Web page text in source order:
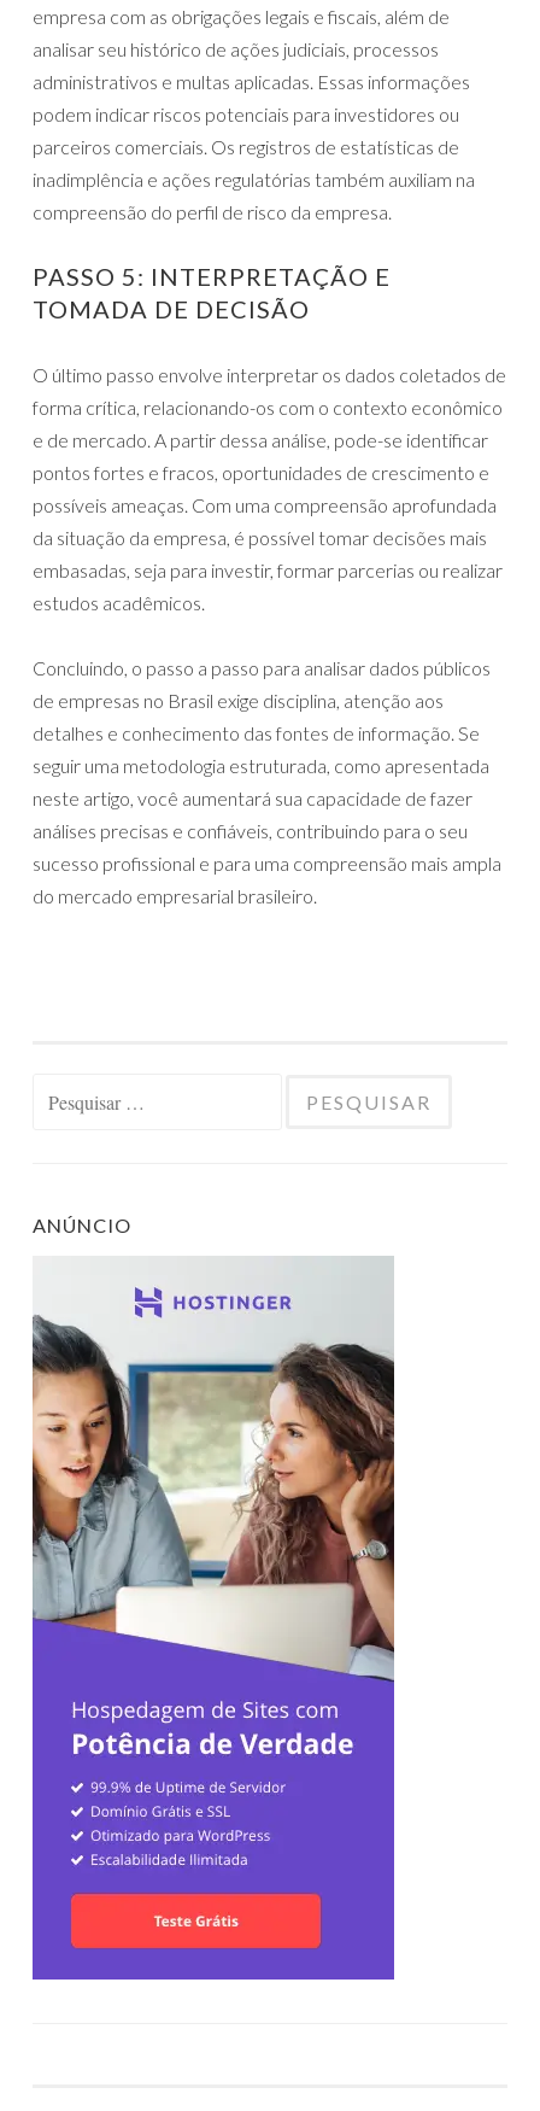
empresa com as obrigações legais e fiscais, além de
analisar seu histórico de ações judiciais, processos
administrativos e multas aplicadas. Essas informações
podem indicar riscos potenciais para investidores ou
parceiros comerciais. Os registros de estatísticas de
inadimplência e ações regulatórias também auxiliam na
compreensão do perfil de risco da empresa.
PASSO 5: INTERPRETAÇÃO E
TOMADA DE DECISÃO
O último passo envolve interpretar os dados coletados de
forma crítica, relacionando-os com o contexto econômico
e de mercado. A partir dessa análise, pode-se identificar
pontos fortes e fracos, oportunidades de crescimento e
possíveis ameaças. Com uma compreensão aprofundada
da situação da empresa, é possível tomar decisões mais
embasadas, seja para investir, formar parcerias ou realizar
estudos acadêmicos.
Concluindo, o passo a passo para analisar dados públicos
de empresas no Brasil exige disciplina, atenção aos
detalhes e conhecimento das fontes de informação. Se
seguir uma metodologia estruturada, como apresentada
neste artigo, você aumentará sua capacidade de fazer
análises precisas e confiáveis, contribuindo para o seu
sucesso profissional e para uma compreensão mais ampla
do mercado empresarial brasileiro.
ANÚNCIO